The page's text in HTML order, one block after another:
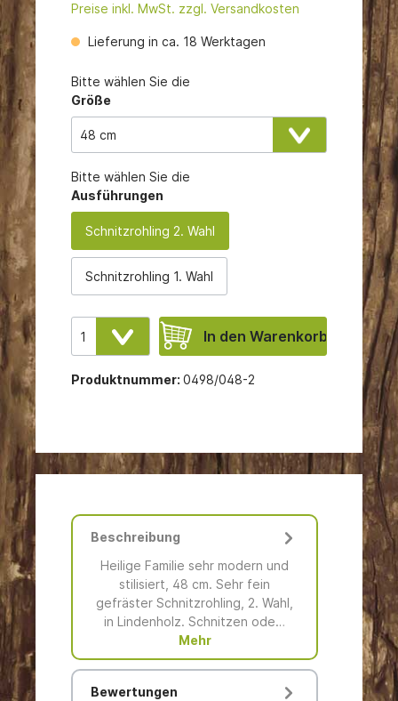
Preise inkl. MwSt. zzgl. Versandkosten
Lieferung in ca. 18 Werktagen
Bitte wählen Sie die
Größe
Bitte wählen Sie die
Ausführungen
Schnitzrohling 2. Wahl
Schnitzrohling 1. Wahl
In den Warenkorb
Produktnummer: 0498/048-2
Beschreibung
Heilige Familie sehr modern und
stilisiert, 48 cm. Sehr fein
gefräster Schnitzrohling, 2. Wahl,
in Lindenholz. Schnitzen ode…
Mehr
Bewertungen